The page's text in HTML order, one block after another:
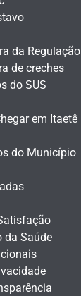
da Regulação
de creches
do SUS
em Itaetê
do Município
da Saúde